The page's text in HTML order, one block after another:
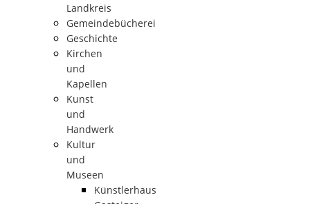
Landkreis
Gemeindebücherei
Geschichte
Kirchen
und
Kapellen
Kunst
und
Handwerk
Kultur
und
Museen
Künstlerhaus